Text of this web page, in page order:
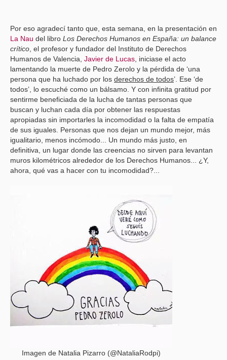
Por eso agradecí tanto que, esta semana, en la presentación en
La Nau del libro Los Derechos Humanos en España: un balance
crítico , el profesor y fundador del Instituto de Derechos
Humanos de Valencia, Javier de Lucas , iniciase el acto
lamentando la muerte de Pedro Zerolo y la pérdida de ‘una
persona que ha luchado por los derechos de todos’. Ese ‘de
todos’, lo escuché como un bálsamo. Y con infinita gratitud por
sentirme beneficiada de la lucha de tantas personas que
buscan y luchan cada día por obtener las respuestas
apropiadas sin importarles la incomodidad o la falta de empatía
de sus iguales. Personas que nos dejan un mundo mejor, más
igualitario, menos incómodo... Un mundo más justo, en
definitiva, un lugar donde las creencias no sirven para levantan
muros kilométricos alrededor de los Derechos Humanos... ¿Y,
ahora, qué vas a hacer con tu incomodidad?...
Imagen de Natalia Pizarro (@NataliaRodpi)